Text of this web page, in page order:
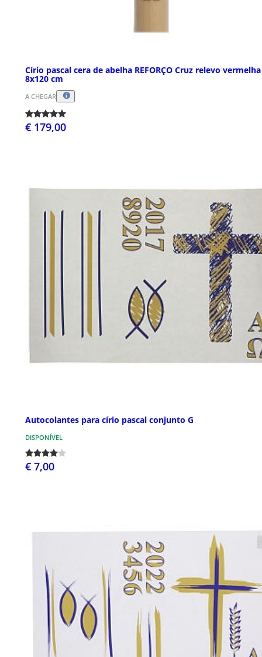
Círio pascal cera de abelha REFORÇO Cruz relevo vermelha
8x120 cm
A CHEGAR
€ 179,00
Autocolantes para círio pascal conjunto G
DISPONÍVEL
€ 7,00